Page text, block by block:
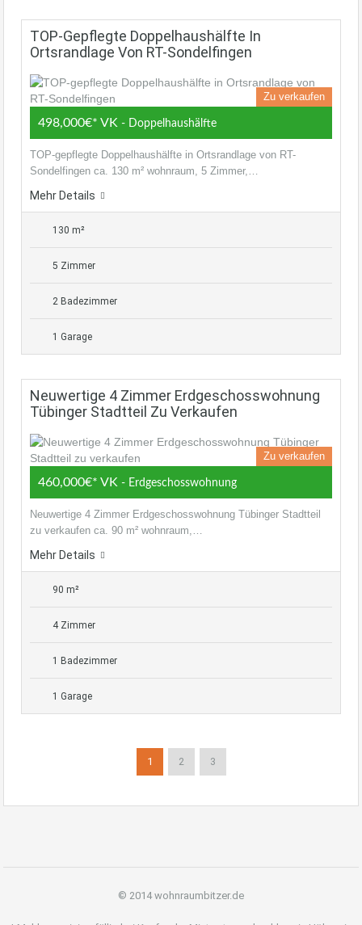
TOP-Gepflegte Doppelhaushälfte In
Ortsrandlage Von RT-Sondelfingen
Zu verkaufen
498,000€* VK - Doppelhaushälfte
TOP-gepflegte Doppelhaushälfte in Ortsrandlage von RT-
Sondelfingen ca. 130 m² wohnraum, 5 Zimmer,…
Mehr Details
130 m²
5 Zimmer
2 Badezimmer
1 Garage
Neuwertige 4 Zimmer Erdgeschosswohnung
Tübinger Stadtteil Zu Verkaufen
Zu verkaufen
460,000€* VK - Erdgeschosswohnung
Neuwertige 4 Zimmer Erdgeschosswohnung Tübinger Stadtteil
zu verkaufen ca. 90 m² wohnraum,…
Mehr Details
90 m²
4 Zimmer
1 Badezimmer
1 Garage
1 2 3
© 2014 wohnraumbitzer.de